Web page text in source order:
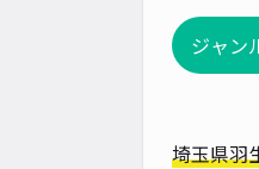
埼玉県羽